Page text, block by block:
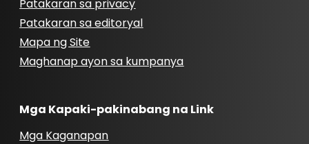
Patakaran sa privacy
Patakaran sa editoryal
Mapa ng Site
Maghanap ayon sa kumpanya
Mga Kapaki-pakinabang na Link
Mga Kaganapan